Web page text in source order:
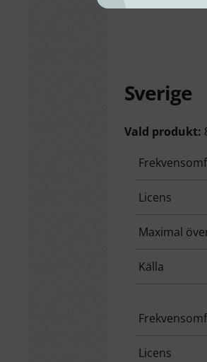
Sverige
Vald produkt:
Licens
Maximal
Källa
Licens